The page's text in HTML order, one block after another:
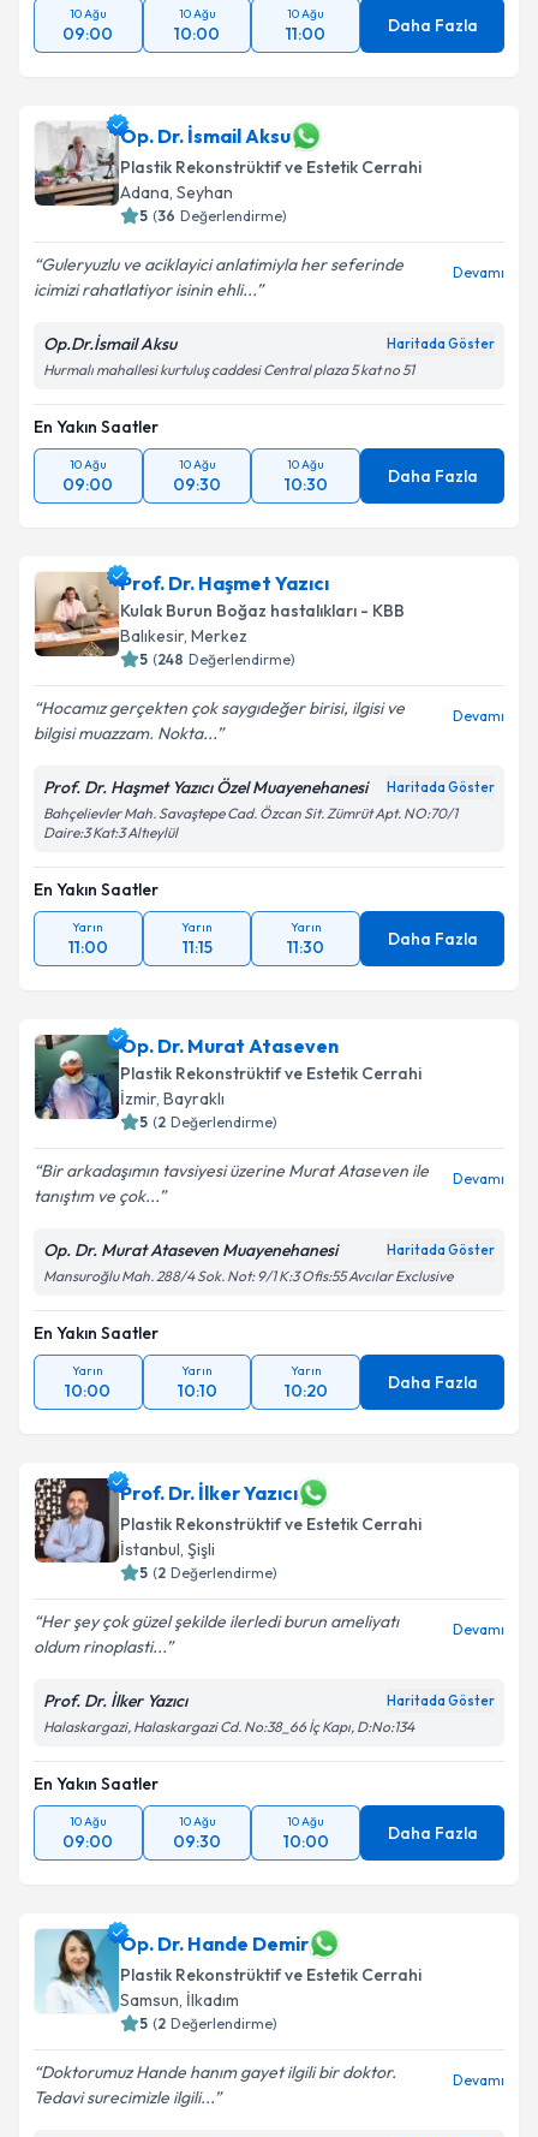
10 Ağu
09:00
10 Ağu
10:00
10 Ağu
11:00 Daha Fazla
Op. Dr. İsmail Aksu
Plastik Rekonstrüktif ve Estetik Cerrahi
Adana, Seyhan
5 (36 Değerlendirme)
Guleryuzlu ve aciklayici anlatimiyla her seferinde
icimizi rahatlatiyor isinin ehli...
Devamı
Op.Dr.İsmail Aksu Haritada Göster
Hurmalı mahallesi kurtuluş caddesi Central plaza 5 kat no 51
En Yakın Saatler
10 Ağu
09:00
10 Ağu
09:30
10 Ağu
10:30 Daha Fazla
Prof. Dr. Haşmet Yazıcı
Kulak Burun Boğaz hastalıkları - KBB
Balıkesir, Merkez
5 (248 Değerlendirme)
Hocamız gerçekten çok saygıdeğer birisi, ilgisi ve
bilgisi muazzam. Nokta...
Devamı
Prof. Dr. Haşmet Yazıcı Özel Muayenehanesi Haritada Göster
Bahçelievler Mah. Savaştepe Cad. Özcan Sit. Zümrüt Apt. NO:70/1
Daire:3 Kat:3 Altıeylül
En Yakın Saatler
Yarın
11:00
Yarın
11:15
Yarın
11:30 Daha Fazla
Op. Dr. Murat Ataseven
Plastik Rekonstrüktif ve Estetik Cerrahi
İzmir, Bayraklı
5 (2 Değerlendirme)
Bir arkadaşımın tavsiyesi üzerine Murat Ataseven ile
tanıştım ve çok...
Devamı
Op. Dr. Murat Ataseven Muayenehanesi Haritada Göster
Mansuroğlu Mah. 288/4 Sok. Not: 9/1 K:3 Ofis:55 Avcılar Exclusive
En Yakın Saatler
Yarın
10:00
Yarın
10:10
Yarın
10:20 Daha Fazla
Prof. Dr. İlker Yazıcı
Plastik Rekonstrüktif ve Estetik Cerrahi
İstanbul, Şişli
5 (2 Değerlendirme)
Her şey çok güzel şekilde ilerledi burun ameliyatı
oldum rinoplasti...
Devamı
Prof. Dr. İlker Yazıcı Haritada Göster
Halaskargazi, Halaskargazi Cd. No:38_66 İç Kapı, D:No:134
En Yakın Saatler
10 Ağu
09:00
10 Ağu
09:30
10 Ağu
10:00 Daha Fazla
Op. Dr. Hande Demir
Plastik Rekonstrüktif ve Estetik Cerrahi
Samsun, İlkadım
5 (2 Değerlendirme)
Doktorumuz Hande hanım gayet ilgili bir doktor.
Tedavi surecimizle ilgili...
Devamı